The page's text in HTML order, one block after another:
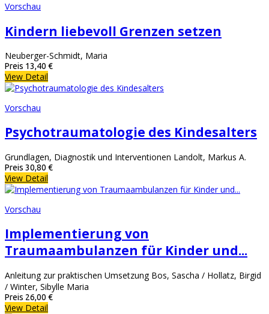
Vorschau
Kindern liebevoll Grenzen setzen
Neuberger-Schmidt, Maria
Preis 13,40 €
View Detail
Vorschau
Psychotraumatologie des Kindesalters
Grundlagen, Diagnostik und Interventionen Landolt, Markus A.
Preis 30,80 €
View Detail
Vorschau
Implementierung von
Traumaambulanzen für Kinder und...
Anleitung zur praktischen Umsetzung Bos, Sascha / Hollatz, Birgid
/ Winter, Sibylle Maria
Preis 26,00 €
View Detail